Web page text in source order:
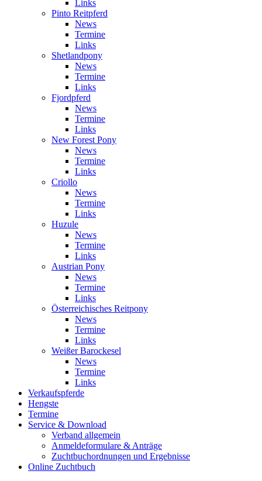
Links
Pinto Reitpferd
News
Termine
Links
Shetlandpony
News
Termine
Links
Fjordpferd
News
Termine
Links
New Forest Pony
News
Termine
Links
Criollo
News
Termine
Links
Huzule
News
Termine
Links
Austrian Pony
News
Termine
Links
Österreichisches Reitpony
News
Termine
Links
Weißer Barockesel
News
Termine
Links
Verkaufspferde
Hengste
Termine
Service & Download
Verband allgemein
Anmeldeformulare & Anträge
Zuchtbuchordnungen und Ergebnisse
Online Zuchtbuch